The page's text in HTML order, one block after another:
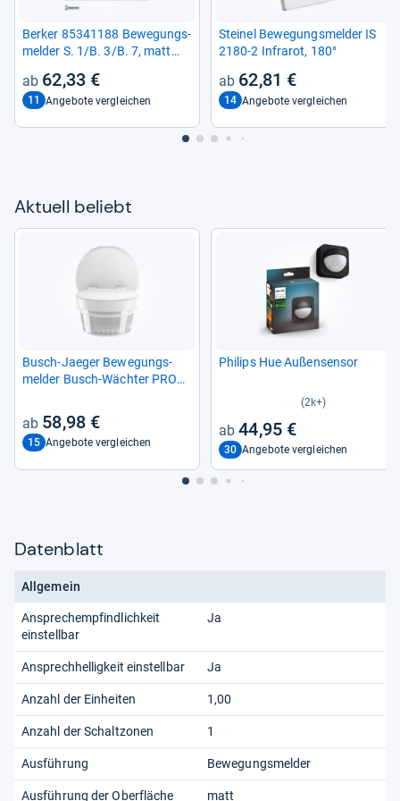
Ber­ker 85341188 Bewe­gungs­
mel­der S. 1/B. 3/B. 7, matt
62,33 €
11 Angebote vergleichen
Stei­nel Bewe­gungs­mel­der IS
2180-​2 Infra­rot, 180°
62,81 €
14 Angebote vergleichen
Aktu­ell beliebt
Busch-​Jae­ger Bewe­gungs­
mel­der Busch-​Wäch­ter PRO
58,98 €
15 Angebote vergleichen
Phi­lips Hue Außen­sen­sor
(2k+)
44,95 €
30 Angebote vergleichen
Datenblatt
Allgemein
Ansprechempfindlichkeit
einstellbar
Ja
Ansprechhelligkeit einstellbar Ja
Anzahl der Einheiten 1,00
Anzahl der Schaltzonen 1
Ausführung Bewegungsmelder
Ausführung der Oberfläche matt